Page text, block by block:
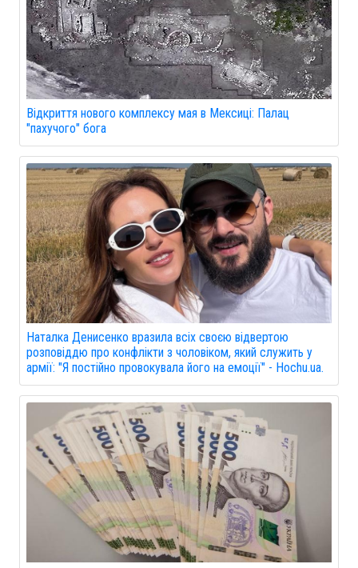
Відкриття нового комплексу мая в Мексиці: Палац
"пахучого" бога
Наталка Денисенко вразила всіх своєю відвертою
розповіддю про конфлікти з чоловіком, який служить у
армії: "Я постійно провокувала його на емоції" - Hochu.ua.